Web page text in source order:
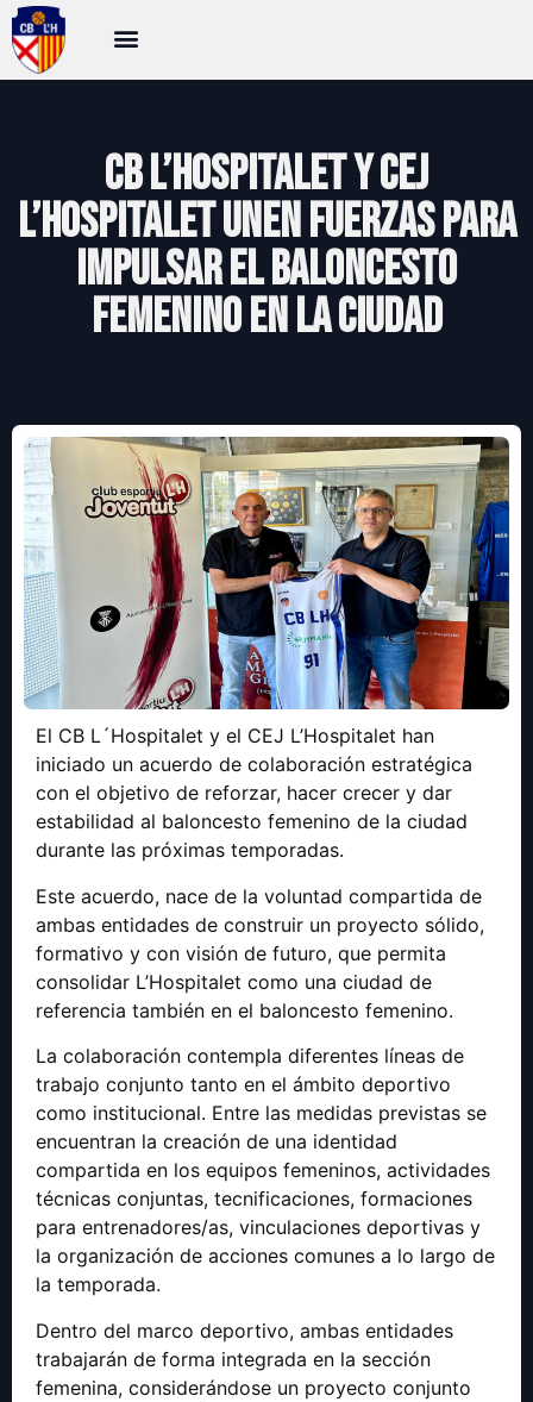
CB L’Hospitalet y CEJ
L’Hospitalet unen fuerzas para
impulsar el baloncesto
femenino en la ciudad
El CB L´Hospitalet y el CEJ L’Hospitalet han
iniciado un acuerdo de colaboración estratégica
con el objetivo de reforzar, hacer crecer y dar
estabilidad al baloncesto femenino de la ciudad
durante las próximas temporadas.
Este acuerdo, nace de la voluntad compartida de
ambas entidades de construir un proyecto sólido,
formativo y con visión de futuro, que permita
consolidar L’Hospitalet como una ciudad de
referencia también en el baloncesto femenino.
La colaboración contempla diferentes líneas de
trabajo conjunto tanto en el ámbito deportivo
como institucional. Entre las medidas previstas se
encuentran la creación de una identidad
compartida en los equipos femeninos, actividades
técnicas conjuntas, tecnificaciones, formaciones
para entrenadores/as, vinculaciones deportivas y
la organización de acciones comunes a lo largo de
la temporada.
Dentro del marco deportivo, ambas entidades
trabajarán de forma integrada en la sección
femenina, considerándose un proyecto conjunto